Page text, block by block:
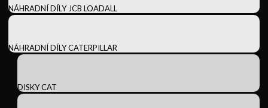
NÁHRADNÍ DÍLY JCB LOADALL
NÁHRADNÍ DÍLY CATERPILLAR
DISKY CAT